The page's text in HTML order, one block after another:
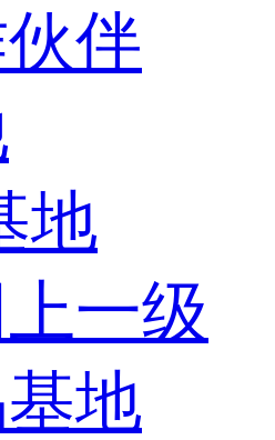
伴
地
一级
地